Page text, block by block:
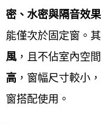
備料製作、現場安
固服務。此流程確
節都有專人負責與
產品與服務。
新竹竹東鋁
密、水密與隔音效果
能僅次於固定窗。
風 ，且不佔室內空
高 ，窗幅尺寸較小，
窗搭配使用。